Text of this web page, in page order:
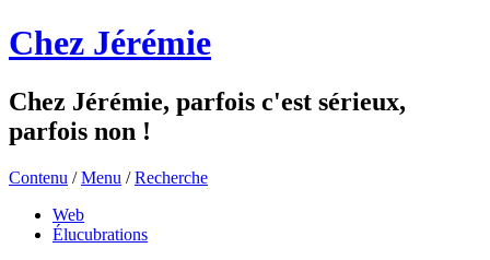
Chez Jérémie
Chez Jérémie, parfois c'est sérieux,
parfois non !
Contenu /Menu /Recherche
Web
Élucubrations